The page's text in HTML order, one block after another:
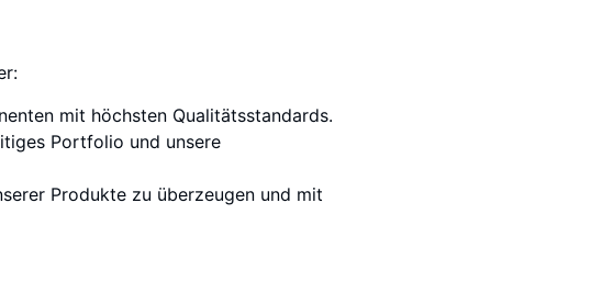
mit höchsten Qualitätsstandards.
Portfolio und unsere
Produkte zu überzeugen und mit